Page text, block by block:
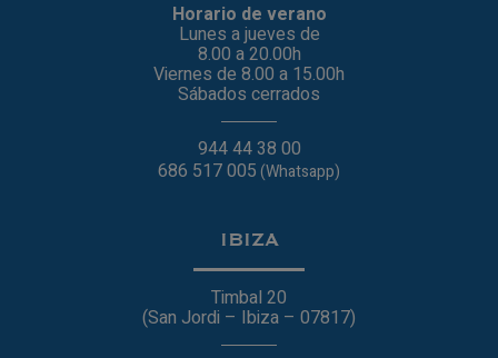
Horario de verano
Lunes a jueves de
8.00 a 20.00h
Viernes de 8.00 a 15.00h
Sábados cerrados
944 44 38 00
686 517 005(Whatsapp)
IBIZA
Timbal 20
(San Jordi – Ibiza – 07817)